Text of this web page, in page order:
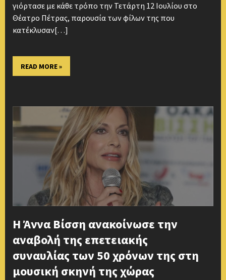
γιόρτασε με κάθε τρόπο την Τετάρτη 12 Ιουλίου στο
Θέατρο Πέτρας, παρουσία των φίλων της που
κατέκλυσαν[…]
READ MORE »
Η Άννα Βίσση ανακοίνωσε την
αναβολή της επετειακής
συναυλίας των 50 χρόνων της στη
μουσική σκηνή της χώρας